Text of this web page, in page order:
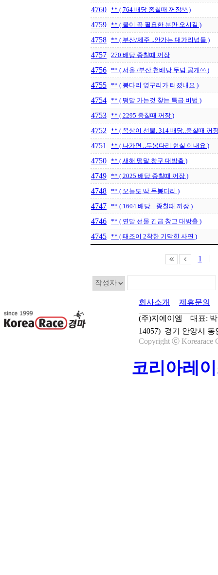
4760 ** ( 764 배당 종칠때 꺼장^^ )
4759 ** ( 물이 꼭 필요한 분만 오시길 )
4758 ** ( 부산/제주 ..안가는 대가리넘들 )
4757 270 배당 종칠때 꺼장
4756 ** ( 서울 /부산 천배당 두넘 공개^^ )
4755 ** ( 봉다리 옆구리가 터졌내요 )
4754 ** ( 떵말 가는것 찾는 특급 비법 )
4753 ** ( 2295 종칠때 꺼장 )
4752 ** ( 옥상이 선물..314 배당..종칠때 꺼
4751 ** ( 나가면 ..두봉다리 현실 이내요 )
4750 ** ( 새해 떵말 창구 대방출 )
4749 ** ( 2025 배당 종칠때 꺼장 )
4748 ** ( 오늘도 딱 두봉다리 )
4747 ** ( 1604.배당 ...종칠때 꺼장 )
4746 ** ( 연말 선물 긴급 창고 대방출 )
4745 ** ( 태조이 2착한 기막힌 사연 )
1 |
회사소개
제휴문의
(주)지에이엠 대표: 박
14057) 경기 안양시
Copyright ⓒ Korearace
코리아레